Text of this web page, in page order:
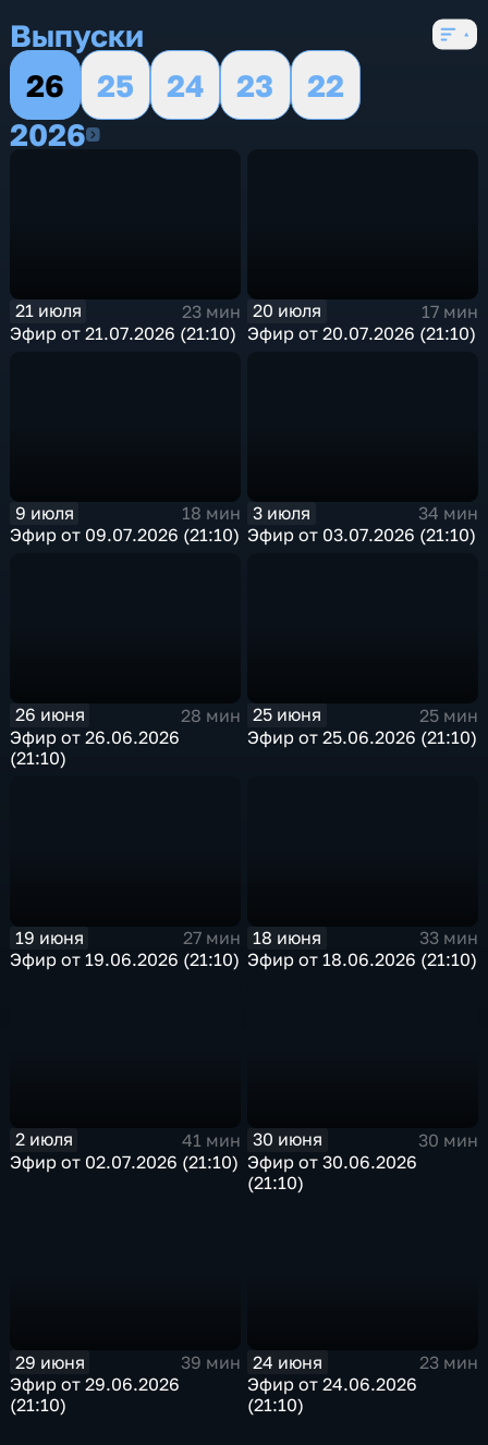
Выпуски
26
25 24 23
22
20262026
21 июля
23 мин
Эфир от 21.07.2026 (21:10)
20 июля
17 мин
Эфир от 20.07.2026 (21:10)
9 июля
18 мин
Эфир от 09.07.2026 (21:10)
3 июля
34 мин
Эфир от 03.07.2026 (21:10)
26 июня
28 мин
Эфир от 26.06.2026
(21:10)
25 июня
25 мин
Эфир от 25.06.2026 (21:10)
19 июня
27 мин
Эфир от 19.06.2026 (21:10)
18 июня
33 мин
Эфир от 18.06.2026 (21:10)
2 июля
41 мин
Эфир от 02.07.2026 (21:10)
30 июня
30 мин
Эфир от 30.06.2026
(21:10)
29 июня
39 мин
Эфир от 29.06.2026
(21:10)
24 июня
23 мин
Эфир от 24.06.2026
(21:10)